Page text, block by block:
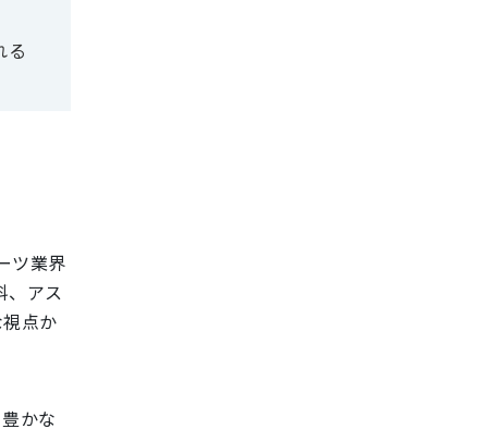
る
ツ業界
、アス
点か
かな